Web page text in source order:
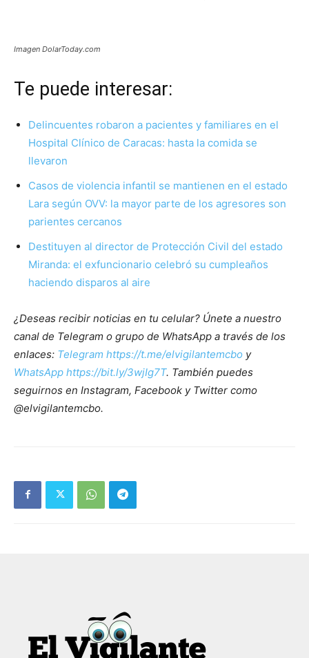
Imagen DolarToday.com
Te puede interesar:
Delincuentes robaron a pacientes y familiares en el
Hospital Clínico de Caracas: hasta la comida se
llevaron
Casos de violencia infantil se mantienen en el estado
Lara según OVV: la mayor parte de los agresores son
parientes cercanos
Destituyen al director de Protección Civil del estado
Miranda: el exfuncionario celebró su cumpleaños
haciendo disparos al aire
¿Deseas recibir noticias en tu celular? Únete a nuestro
canal de Telegram o grupo de WhatsApp a través de los
enlaces: Telegram https://t.me/elvigilantemcbo y
WhatsApp https://bit.ly/3wjIg7T. También puedes
seguirnos en Instagram, Facebook y Twitter como
@elvigilantemcbo.